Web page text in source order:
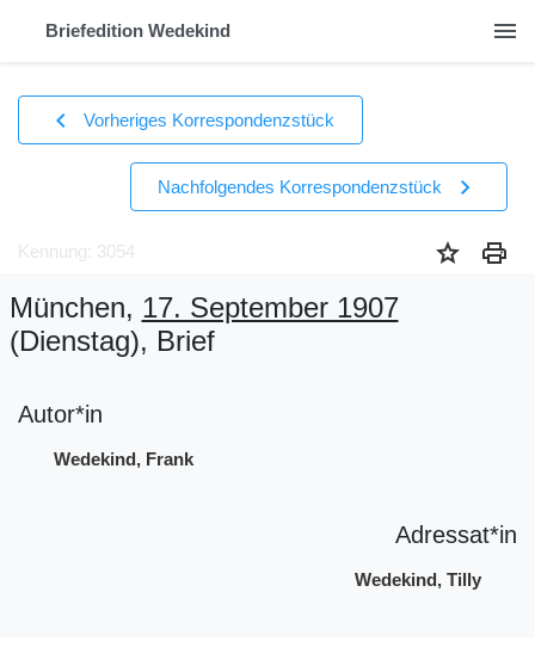
Briefedition Wedekind menu
chevron_left Vorheriges Korrespondenzstück
Nachfolgendes Korrespondenzstück chevron_right
Kennung: 3054 star print
München, 17. September 1907
(Dienstag), Brief
Autor*in
Wedekind, Frank
Adressat*in
Wedekind, Tilly